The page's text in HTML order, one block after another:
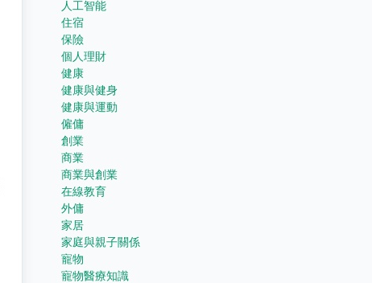
人工智能
住宿
保險
個人理財
健康
健康與健身
健康與運動
僱傭
創業
商業
商業與創業
在線教育
外傭
家居
家庭與親子關係
寵物
寵物醫療知識